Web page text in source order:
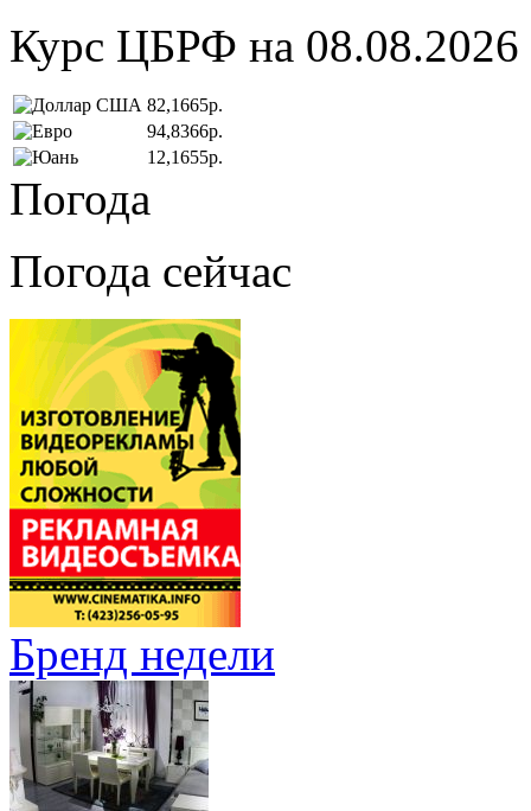
Курс ЦБРФ на 08.08.2026
82,1665р.
94,8366р.
12,1655р.
Погода
Погода сейчас
Бренд недели